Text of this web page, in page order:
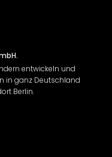
entwickeln und
in ganz Deutschland
Berlin.